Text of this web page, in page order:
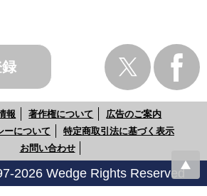
報 著作権について
広告のご案内
ーについて
特定商取引法に基づく表示
お問い合わせ
2026 Wedge Rights Reserved